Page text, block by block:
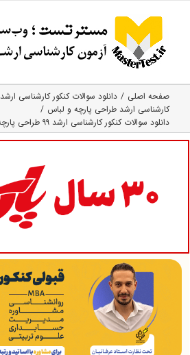
content
صفحه اصلی
دانلود سوالات کنکور کارشناسی ارشد
کارشناسی ارشد طراحی پارچه و لباس
دانلود سوالات کنکور کارشناسی ارشد ۹۹ طراحی پارچه و لباس